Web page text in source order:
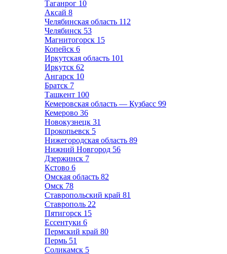
Таганрог 10
Аксай 8
Челябинская область 112
Челябинск 53
Магнитогорск 15
Копейск 6
Иркутская область 101
Иркутск 62
Ангарск 10
Братск 7
Ташкент 100
Кемеровская область — Кузбасс 99
Кемерово 36
Новокузнецк 31
Прокопьевск 5
Нижегородская область 89
Нижний Новгород 56
Дзержинск 7
Кстово 6
Омская область 82
Омск 78
Ставропольский край 81
Ставрополь 22
Пятигорск 15
Ессентуки 6
Пермский край 80
Пермь 51
Соликамск 5